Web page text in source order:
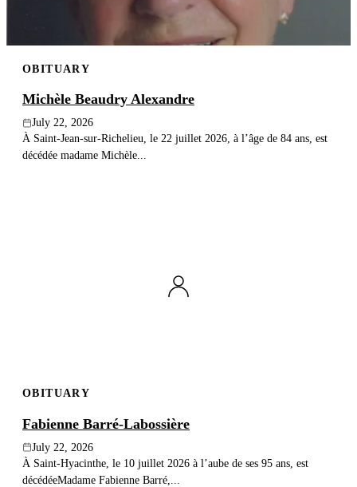
OBITUARY
Michèle Beaudry Alexandre
July 22, 2026
À Saint-Jean-sur-Richelieu, le 22 juillet 2026, à l’âge de 84 ans, est
décédée madame Michèle...
OBITUARY
Fabienne Barré-Labossière
July 22, 2026
À Saint-Hyacinthe, le 10 juillet 2026 à l’aube de ses 95 ans, est
décédéeMadame Fabienne Barré,...